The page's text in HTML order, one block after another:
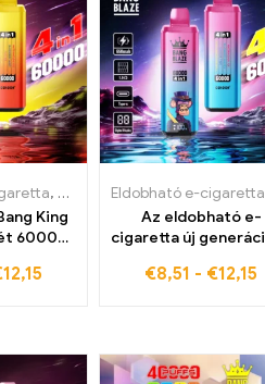
Eldobható e-cigaretta
, Eldobható e-cigaretta
King
60000
12,15
Eldobható e-cigaretta
Az eldobható e-
cigaretta új
€8,51 - €12,15